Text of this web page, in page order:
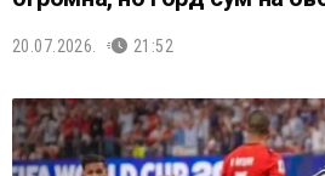
20.07.2026. 21:52